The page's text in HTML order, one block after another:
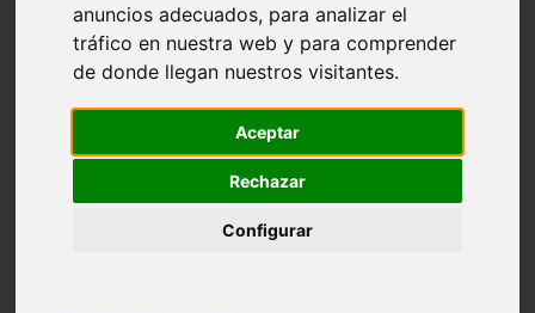
anuncios adecuados, para analizar el
tráfico en nuestra web y para comprender
de donde llegan nuestros visitantes.
Aceptar
Rechazar
Configurar
Cádiz - rota
Madrid - las-rozas-de-madrid
Ciudad-real - ciudad-real
Madrid - tres-cantos
Las-palmas - yaiza
Alicante - elx